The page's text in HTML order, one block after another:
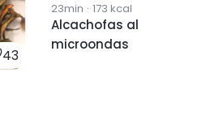
43
23min · 173 kcal
Alcachofas al
microondas